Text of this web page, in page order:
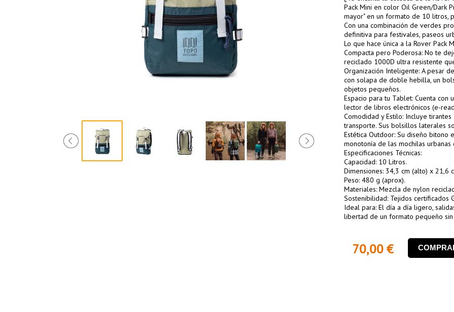
Pack Mini en color Oil Green/Dark
mayor" en un formato de 10 litros,
Con una combinación de verdes
definitiva para festivales, paseos
Lo que hace única a la Rover Pack
Compacta pero Poderosa: No te
reciclado 1000D ultra resistente
Organización Inteligente: A pesar
con solapa de doble hebilla, un
objetos pequeños.
Espacio para tu Tablet: Cuenta
lector de libros electrónicos (e-
Comodidad y Estilo: Incluye
transporte. Sus bolsillos laterales
Estética Outdoor: Su diseño
monotonía de las mochilas urbanas
Especificaciones Técnicas:
Capacidad: 10 Litros.
Dimensiones: 34,3 cm (alto) x 21,6
Peso: 480 g (aprox).
Materiales: Mezcla de nylon
Sostenibilidad: Tejidos certificados
Ideal para: El día a día ligero,
libertad de un formato pequeño
70,00 €